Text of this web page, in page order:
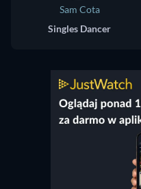
Sam Cota
Singles Dancer